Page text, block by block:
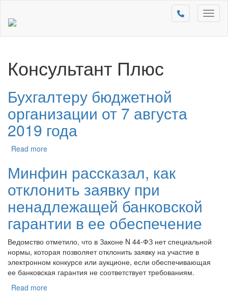
Консультант Плюс
Бухгалтеру бюджетной
организации от 7 августа
2019 года
Read more
Минфин рассказал, как
отклонить заявку при
ненадлежащей банковской
гарантии в ее обеспечение
Ведомство отметило, что в Законе N 44-ФЗ нет специальной
нормы, которая позволяет отклонить заявку на участие в
электронном конкурсе или аукционе, если обеспечивающая
ее банковская гарантия не соответствует требованиям.
Read more